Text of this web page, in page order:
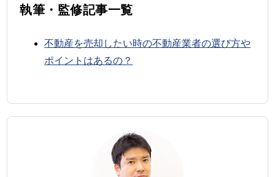
執筆・監修記事一覧
不動産を売却したい時の不動産業者の選び方や
ポイントはあるの？